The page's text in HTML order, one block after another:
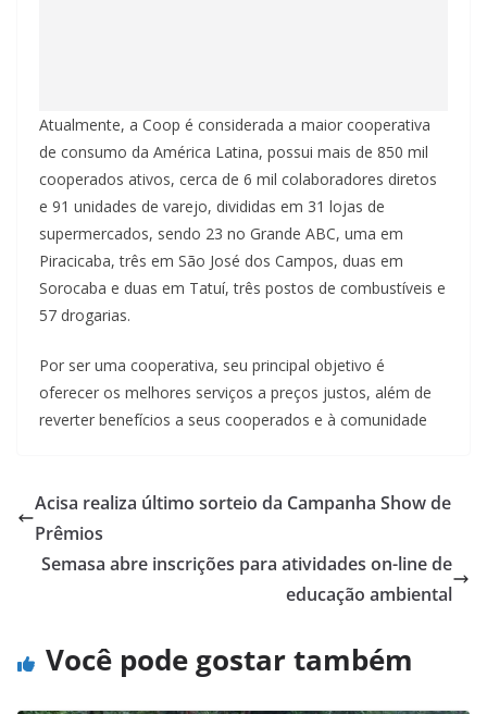
Atualmente, a Coop é considerada a maior cooperativa
de consumo da América Latina, possui mais de 850 mil
cooperados ativos, cerca de 6 mil colaboradores diretos
e 91 unidades de varejo, divididas em 31 lojas de
supermercados, sendo 23 no Grande ABC, uma em
Piracicaba, três em São José dos Campos, duas em
Sorocaba e duas em Tatuí, três postos de combustíveis e
57 drogarias.
Por ser uma cooperativa, seu principal objetivo é
oferecer os melhores serviços a preços justos, além de
reverter benefícios a seus cooperados e à comunidade
Acisa realiza último sorteio da Campanha Show de
Prêmios
Semasa abre inscrições para atividades on-line de
educação ambiental
Você pode gostar também